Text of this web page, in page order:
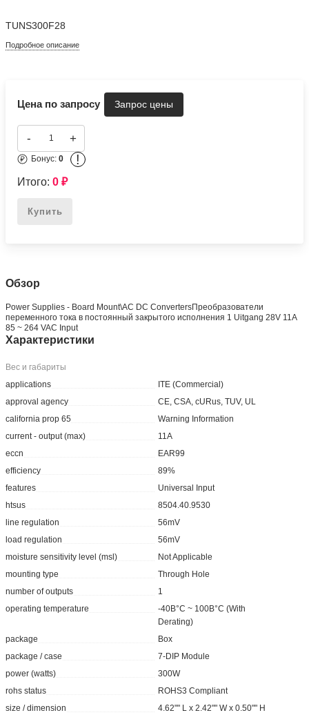
TUNS300F28
Подробное описание
Цена по запросу
- +
Бонус:0 !
Итого:0₽
Купить
Обзор
Power Supplies - Board Mount\AC DC ConvertersПреобразователи
переменного тока в постоянный закрытого исполнения 1 Uitgang 28V 11A
85 ~ 264 VAC Input
Характеристики
Вес и габариты
applications
ITE (Commercial)
approval agency
CE, CSA, cURus, TUV, UL
california prop 65
Warning Information
current - output (max)
11A
eccn
EAR99
efficiency
89%
features
Universal Input
htsus
8504.40.9530
line regulation
56mV
load regulation
56mV
moisture sensitivity level (msl)
Not Applicable
mounting type
Through Hole
number of outputs
1
operating temperature
-40В°C ~ 100В°C (With
Derating)
package
Box
package / case
7-DIP Module
power (watts)
300W
rohs status
ROHS3 Compliant
size / dimension
4.62"" L x 2.42"" W x 0.50"" H